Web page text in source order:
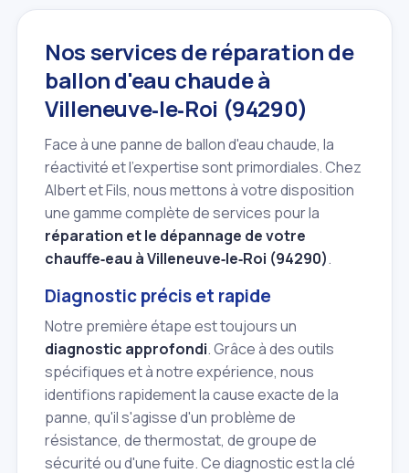
Nos services de réparation de
ballon d'eau chaude à
Villeneuve‑le‑Roi (94290)
Face à une panne de ballon d'eau chaude, la
réactivité et l'expertise sont primordiales. Chez
Albert et Fils, nous mettons à votre disposition
une gamme complète de services pour la
réparation et le dépannage de votre
chauffe‑eau à Villeneuve‑le‑Roi (94290).
Diagnostic précis et rapide
Notre première étape est toujours un
diagnostic approfondi. Grâce à des outils
spécifiques et à notre expérience, nous
identifions rapidement la cause exacte de la
panne, qu'il s'agisse d'un problème de
résistance, de thermostat, de groupe de
sécurité ou d'une fuite. Ce diagnostic est la clé